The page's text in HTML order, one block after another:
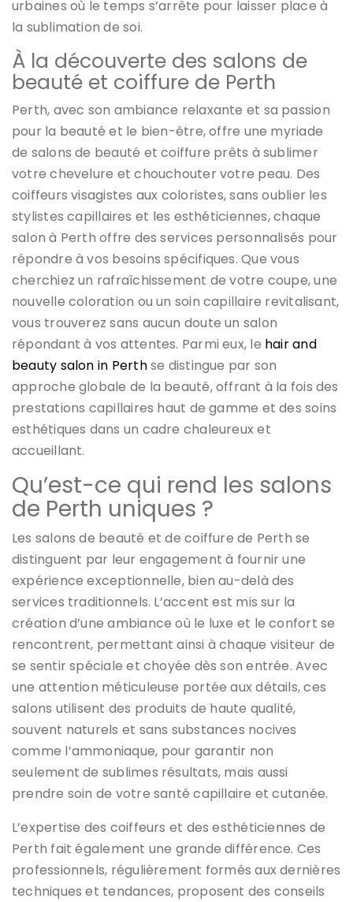
urbaines où le temps s’arrête pour laisser place à
la sublimation de soi.
À la découverte des salons de
beauté et coiffure de Perth
Perth, avec son ambiance relaxante et sa passion
pour la beauté et le bien-être, offre une myriade
de salons de beauté et coiffure prêts à sublimer
votre chevelure et chouchouter votre peau. Des
coiffeurs visagistes aux coloristes, sans oublier les
stylistes capillaires et les esthéticiennes, chaque
salon à Perth offre des services personnalisés pour
répondre à vos besoins spécifiques. Que vous
cherchiez un rafraîchissement de votre coupe, une
nouvelle coloration ou un soin capillaire revitalisant,
vous trouverez sans aucun doute un salon
répondant à vos attentes. Parmi eux, le hair and
beauty salon in Perthse distingue par son
approche globale de la beauté, offrant à la fois des
prestations capillaires haut de gamme et des soins
esthétiques dans un cadre chaleureux et
accueillant.
Qu’est-ce qui rend les salons
de Perth uniques ?
Les salons de beauté et de coiffure de Perth se
distinguent par leur engagement à fournir une
expérience exceptionnelle, bien au-delà des
services traditionnels. L’accent est mis sur la
création d’une ambiance où le luxe et le confort se
rencontrent, permettant ainsi à chaque visiteur de
se sentir spéciale et choyée dès son entrée. Avec
une attention méticuleuse portée aux détails, ces
salons utilisent des produits de haute qualité,
souvent naturels et sans substances nocives
comme l’ammoniaque, pour garantir non
seulement de sublimes résultats, mais aussi
prendre soin de votre santé capillaire et cutanée.
L’expertise des coiffeurs et des esthéticiennes de
Perth fait également une grande différence. Ces
professionnels, régulièrement formés aux dernières
techniques et tendances, proposent des conseils